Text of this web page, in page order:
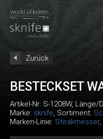
Zurück
BESTECKSET
Artikel-Nr: S-1208W, Länge/
Marke: sknife, Sortiment:
Marken-Linie: Steakmesser,